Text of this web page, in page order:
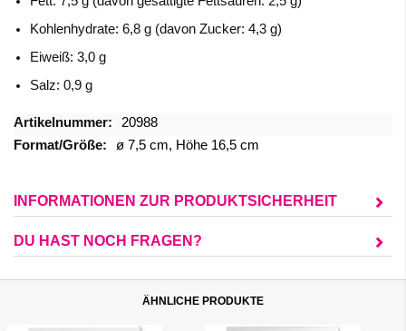
Kohlenhydrate: 6,8 g (davon Zucker: 4,3 g)
Eiweiß: 3,0 g
Salz: 0,9 g
Mehr
Informationen
20988
ø 7,5 cm, Höhe 16,5 cm
INFORMATIONEN ZUR PRODUKTSICHERHEIT
DU HAST NOCH FRAGEN?
ÄHNLICHE PRODUKTE